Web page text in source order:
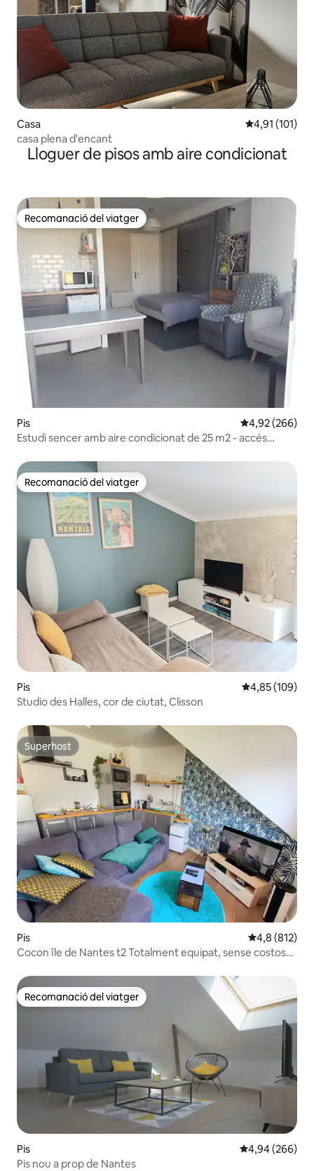
Casa 4,91 de
4,91 (101)
casa plena d'encant
Lloguer de pisos amb aire condicionat
Recomanació del viatger
Recomanació del viatger
Pis 4,92 de
4,92 (266)
Estudi sencer amb aire condicionat de 25 m2 - accés
Recomanació del viatger
Recomanació del viatger
Pis 4,85 de
4,85 (109)
Studio des Halles, cor de ciutat, Clisson
Superhost
Superhost
Pis 4,8 de
4,8 (812)
Cocon île de Nantes t2 Totalment equipat, sense costos
Recomanació del viatger
Recomanació del viatger
Pis 4,94 de
4,94 (266)
Pis nou a prop de Nantes